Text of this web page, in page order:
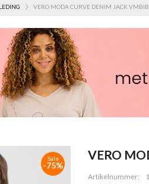
VERO MODA CURVE DENIM JACK
Sale
-75%
VERO
Artikelnummer: